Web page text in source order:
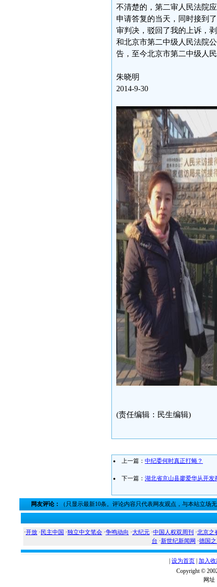
不清楚的，第二审人民法院
申请答复的当天，同时接到
审判决，驳回了我的上诉，
和北京市第二中级人民法院
告，至今北京市第二中级人
朱晓明
2014-9-30
(责任编辑：民生编辑)
上一篇： 中纪委何时真正打蝇？
下一篇： 湖北省京山县廖爱华从开发
网友评论： （只显示最新10条。评论内容只代表网友观点，与本站立场
·开放 · 民主中国 ·独立中文笔会 ·争鸣动向 ·大纪元 ·中国人权双周刊 ·北京之
台 ·新世纪新闻网 ·德国
设为首页 加入
Copyright ©
网址